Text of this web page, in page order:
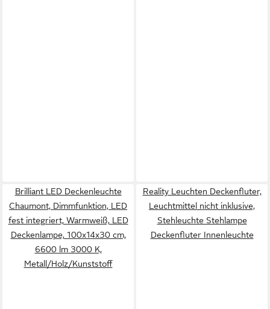
Brilliant LED Deckenleuchte
Chaumont, Dimmfunktion, LED
fest integriert, Warmweiß, LED
Deckenlampe, 100x14x30 cm,
6600 lm 3000 K,
Metall/Holz/Kunststoff
Reality Leuchten Deckenfluter,
Leuchtmittel nicht inklusive,
Stehleuchte Stehlampe
Deckenfluter Innenleuchte